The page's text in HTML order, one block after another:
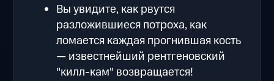
Вы увидите, как рвутся
разложившиеся потроха, как
ломается каждая прогнившая кость
— известнейший рентгеновский
"килл-кам" возвращается!